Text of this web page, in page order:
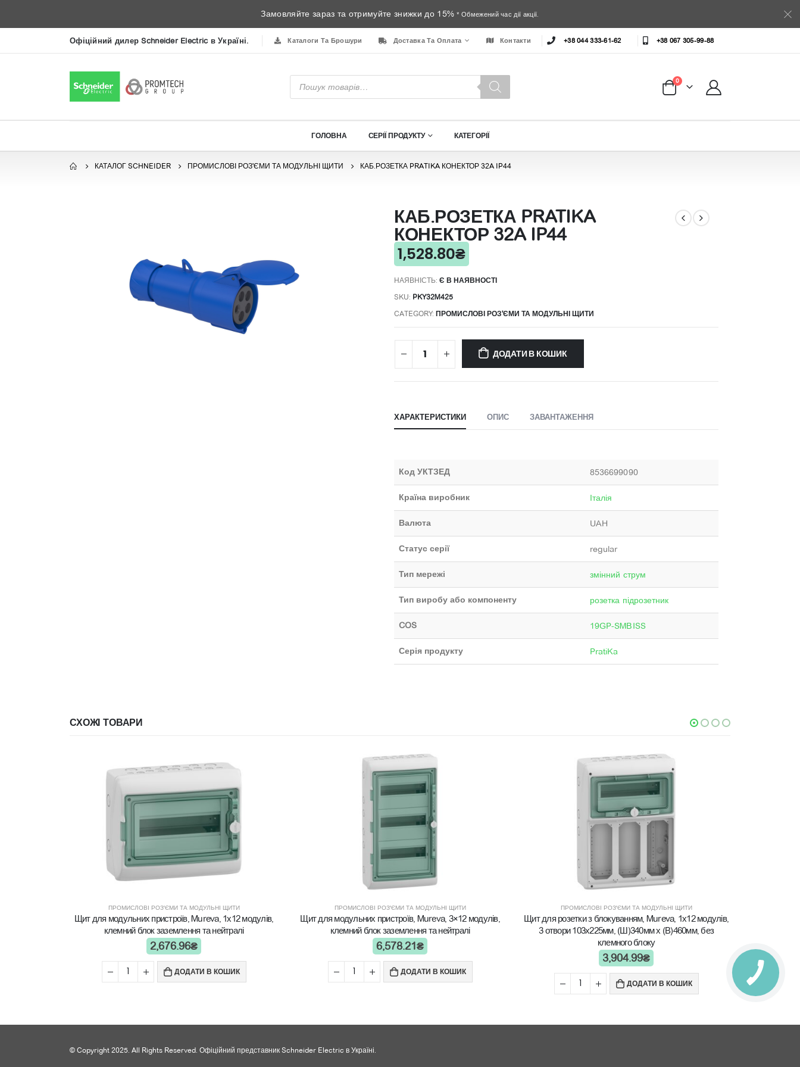
Замовляйте зараз та отримуйте знижки до 15% * Обмежений час дії акції.
Офіційний дилер Schneider Electric в Україні. Каталоги Та Брошури Доставка Та Оплата Контакти +38 044 333-61-62 +38 067 305-99-88
Пошук
товарів
0
ГОЛОВНА СЕРІЇ ПРОДУКТУ КАТЕГОРІЇ
КАТАЛОГ SCHNEIDER ПРОМИСЛОВІ РОЗ'ЄМИ ТА МОДУЛЬНІ ЩИТИ КАБ.РОЗЕТКА PRATIKA КОНЕКТОР 32A IP44
КАБ.РОЗЕТКА PRATIKA
КОНЕКТОР 32A IP44
1,528.80₴
НАЯВНІСТЬ: Є В НАЯВНОСТІ
SKU: PKY32M425
CATEGORY: ПРОМИСЛОВІ РОЗ'ЄМИ ТА МОДУЛЬНІ ЩИТИ
ДОДАТИ В КОШИК
ХАРАКТЕРИСТИКИ ОПИС ЗАВАНТАЖЕННЯ
Код УКТЗЕД 8536699090
Країна виробник Італія
Валюта UAH
Статус серії regular
Тип мережі змінний струм
Тип виробу або компоненту розетка підрозетник
COS 19GP-SMBISS
Серія продукту PratiKa
СХОЖІ ТОВАРИ
ПРОМИСЛОВІ РОЗ'ЄМИ ТА МОДУЛЬНІ ЩИТИ
Щит для модульних пристроїв, Mureva, 1х12 модулів,
клемний блок заземлення та нейтралі
2,676.96₴
ДОДАТИ В КОШИК
ПРОМИСЛОВІ РОЗ'ЄМИ ТА МОДУЛЬНІ ЩИТИ
Щит для модульних пристроїв, Mureva, 3×12 модулів,
клемний блок заземлення та нейтралі
6,578.21₴
ДОДАТИ В КОШИК
ПРОМИСЛОВІ РОЗ'ЄМИ ТА МОДУЛЬНІ ЩИТИ
Щит для розетки з блокуванням, Mureva, 1х12 модулів,
3 отвори 103х225мм, (Ш)340мм х (В)460мм, без
клемного блоку
3,904.99₴
ДОДАТИ В КОШИК
© Copyright 2025. All Rights Reserved. Офіційний представник Schneider Electric в Україні.